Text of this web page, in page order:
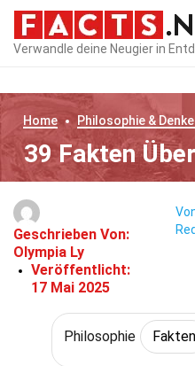
Verwandle deine Neugier in
Home Philosophie &
39 Fakten
Geschrieben Von:
Olympia Ly
Veröffentlicht:
17 Mai 2025
Philosophie Fakten